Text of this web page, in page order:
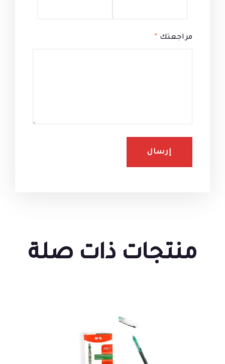
مراجعتك *
منتجات ذات صلة